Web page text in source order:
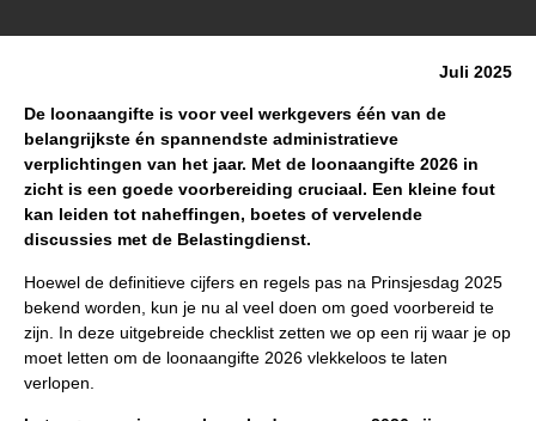
Juli 2025
De loonaangifte is voor veel werkgevers één van de
belangrijkste én spannendste administratieve
verplichtingen van het jaar. Met de loonaangifte 2026 in
zicht is een goede voorbereiding cruciaal. Een kleine fout
kan leiden tot naheffingen, boetes of vervelende
discussies met de Belastingdienst.
Hoewel de definitieve cijfers en regels pas na Prinsjesdag 2025
bekend worden, kun je nu al veel doen om goed voorbereid te
zijn. In deze uitgebreide checklist zetten we op een rij waar je op
moet letten om de loonaangifte 2026 vlekkeloos te laten
verlopen.